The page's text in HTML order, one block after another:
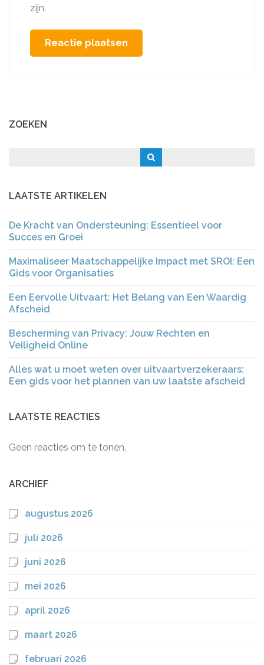
zijn.
ZOEKEN
LAATSTE ARTIKELEN
De Kracht van Ondersteuning: Essentieel voor
Succes en Groei
Maximaliseer Maatschappelijke Impact met SROI: Een
Gids voor Organisaties
Een Eervolle Uitvaart: Het Belang van Een Waardig
Afscheid
Bescherming van Privacy: Jouw Rechten en
Veiligheid Online
Alles wat u moet weten over uitvaartverzekeraars:
Een gids voor het plannen van uw laatste afscheid
LAATSTE REACTIES
Geen reacties om te tonen.
ARCHIEF
augustus 2026
juli 2026
juni 2026
mei 2026
april 2026
maart 2026
februari 2026